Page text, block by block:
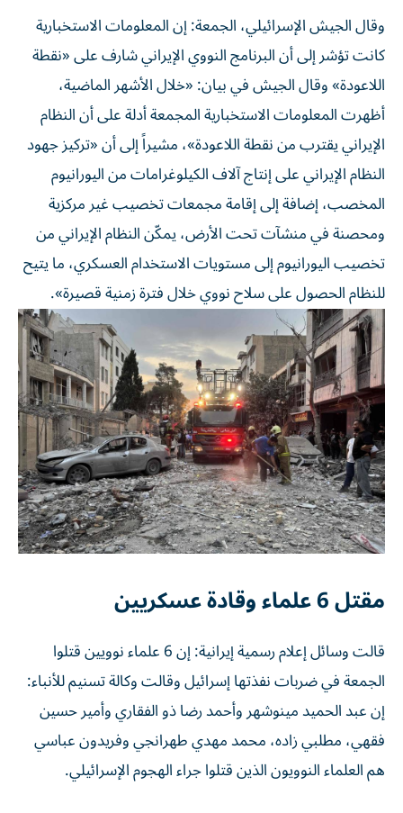
وقال الجيش الإسرائيلي، الجمعة: إن المعلومات الاستخبارية
كانت تؤشر إلى أن البرنامج النووي الإيراني شارف على «نقطة
اللاعودة» وقال الجيش في بيان: «خلال الأشهر الماضية،
أظهرت المعلومات الاستخبارية المجمعة أدلة على أن النظام
الإيراني يقترب من نقطة اللاعودة»، مشيراً إلى أن «تركيز جهود
النظام الإيراني على إنتاج آلاف الكيلوغرامات من اليورانيوم
المخصب، إضافة إلى إقامة مجمعات تخصيب غير مركزية
ومحصنة في منشآت تحت الأرض، يمكّن النظام الإيراني من
تخصيب اليورانيوم إلى مستويات الاستخدام العسكري، ما يتيح
للنظام الحصول على سلاح نووي خلال فترة زمنية قصيرة».
مقتل 6 علماء وقادة عسكريين
قالت وسائل إعلام رسمية إيرانية: إن 6 علماء نوويين قتلوا
الجمعة في ضربات نفذتها إسرائيل وقالت وكالة تسنيم للأنباء:
إن عبد الحميد مينوشهر وأحمد رضا ذو الفقاري وأمير حسين
فقهي، مطلبي زاده، محمد مهدي طهرانجي وفريدون عباسي
هم العلماء النوويون الذين قتلوا جراء الهجوم الإسرائيلي.